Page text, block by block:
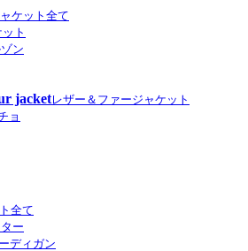
ケット全て
ト
ン
jacketレザー＆ファージャケット
ョ
全て
ー
ディガン